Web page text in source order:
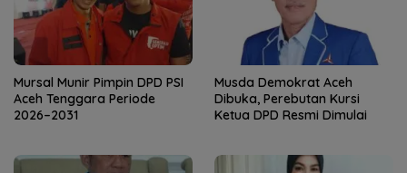
Mursal Munir Pimpin DPD PSI
Aceh Tenggara Periode
2026–2031
Musda Demokrat Aceh
Dibuka, Perebutan Kursi
Ketua DPD Resmi Dimulai